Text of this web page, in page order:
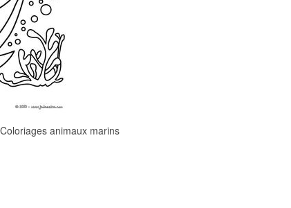
animaux marins